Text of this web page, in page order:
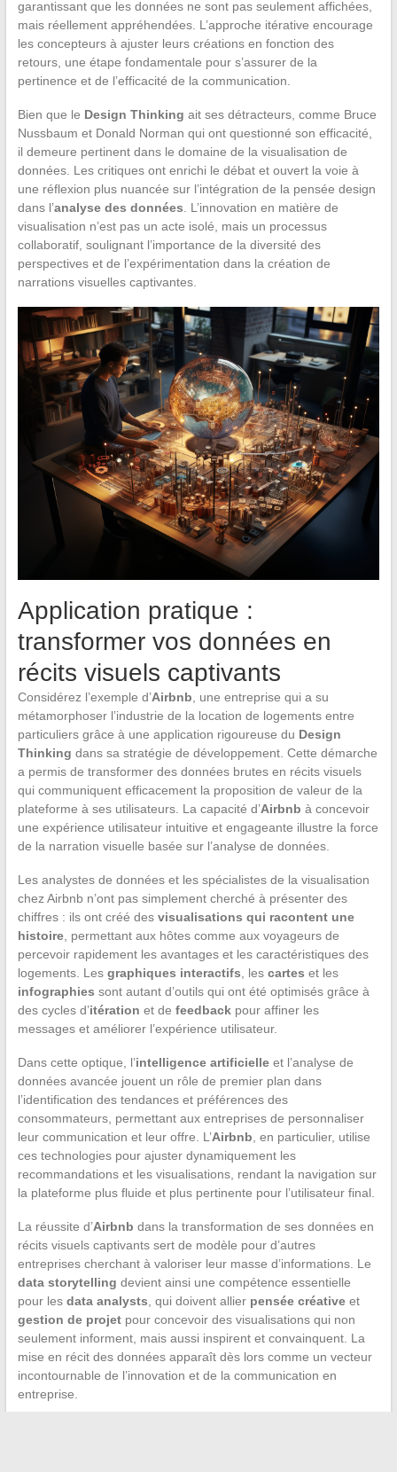
garantissant que les données ne sont pas seulement affichées,
mais réellement appréhendées. L’approche itérative encourage
les concepteurs à ajuster leurs créations en fonction des
retours, une étape fondamentale pour s’assurer de la
pertinence et de l’efficacité de la communication.
Bien que le Design Thinking ait ses détracteurs, comme Bruce
Nussbaum et Donald Norman qui ont questionné son efficacité,
il demeure pertinent dans le domaine de la visualisation de
données. Les critiques ont enrichi le débat et ouvert la voie à
une réflexion plus nuancée sur l’intégration de la pensée design
dans l’analyse des données . L’innovation en matière de
visualisation n’est pas un acte isolé, mais un processus
collaboratif, soulignant l’importance de la diversité des
perspectives et de l’expérimentation dans la création de
narrations visuelles captivantes.
Application pratique :
transformer vos données en
récits visuels captivants
Considérez l’exemple d’Airbnb , une entreprise qui a su
métamorphoser l’industrie de la location de logements entre
particuliers grâce à une application rigoureuse du Design
Thinking dans sa stratégie de développement. Cette démarche
a permis de transformer des données brutes en récits visuels
qui communiquent efficacement la proposition de valeur de la
plateforme à ses utilisateurs. La capacité d’Airbnb à concevoir
une expérience utilisateur intuitive et engageante illustre la force
de la narration visuelle basée sur l’analyse de données.
Les analystes de données et les spécialistes de la visualisation
chez Airbnb n’ont pas simplement cherché à présenter des
chiffres : ils ont créé des visualisations qui racontent une
histoire, permettant aux hôtes comme aux voyageurs de
percevoir rapidement les avantages et les caractéristiques des
logements. Les graphiques interactifs , les cartes et les
infographies sont autant d’outils qui ont été optimisés grâce à
des cycles d’itération et de feedbackpour affiner les
messages et améliorer l’expérience utilisateur.
Dans cette optique, l’intelligence artificielleet l’analyse de
données avancée jouent un rôle de premier plan dans
l’identification des tendances et préférences des
consommateurs, permettant aux entreprises de personnaliser
leur communication et leur offre. L’Airbnb , en particulier, utilise
ces technologies pour ajuster dynamiquement les
recommandations et les visualisations, rendant la navigation sur
la plateforme plus fluide et plus pertinente pour l’utilisateur final.
La réussite d’Airbnb dans la transformation de ses données en
récits visuels captivants sert de modèle pour d’autres
entreprises cherchant à valoriser leur masse d’informations. Le
data storytelling devient ainsi une compétence essentielle
pour les data analysts , qui doivent allier pensée créativeet
gestion de projetpour concevoir des visualisations qui non
seulement informent, mais aussi inspirent et convainquent. La
mise en récit des données apparaît dès lors comme un vecteur
incontournable de l’innovation et de la communication en
entreprise.